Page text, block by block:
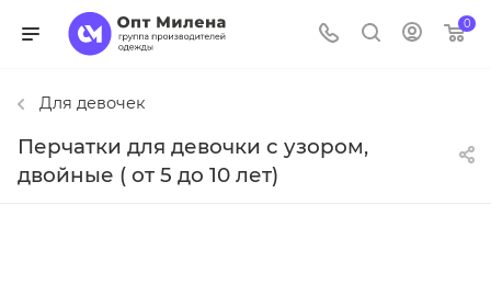
0
Для девочек
Перчатки для девочки с узором,
двойные ( от 5 до 10 лет)